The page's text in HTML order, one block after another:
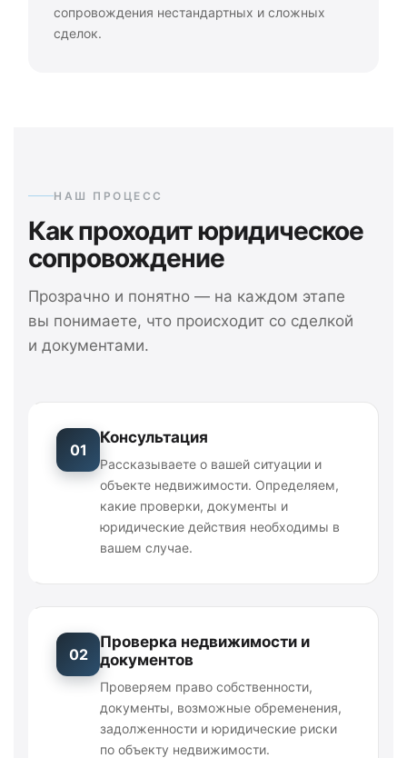
сопровождения нестандартных и сложных
сделок.
НАШ ПРОЦЕСС
Как проходит юридическое
сопровождение
Прозрачно и понятно — на каждом этапе
вы понимаете, что происходит со сделкой
и документами.
01
Консультация
Рассказываете о вашей ситуации и
объекте недвижимости. Определяем,
какие проверки, документы и
юридические действия необходимы в
вашем случае.
02
Проверка недвижимости и
документов
Проверяем право собственности,
документы, возможные обременения,
задолженности и юридические риски
по объекту недвижимости.